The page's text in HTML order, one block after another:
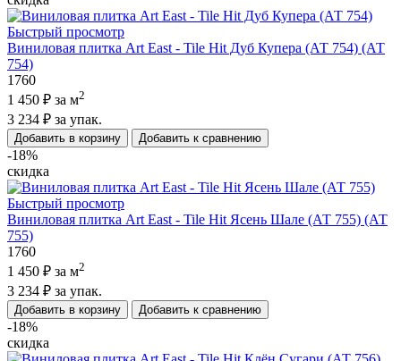
Быстрый просмотр
Виниловая плитка Art East - Tile Hit Дуб Купера (АТ 754) (АТ
754)
1760
1 450 ₽ за м2
3 234 ₽ за упак.
Добавить в корзину Добавить к сравнению
-18%
скидка
Быстрый просмотр
Виниловая плитка Art East - Tile Hit Ясень Шале (АТ 755) (АТ
755)
1760
1 450 ₽ за м2
3 234 ₽ за упак.
Добавить в корзину Добавить к сравнению
-18%
скидка